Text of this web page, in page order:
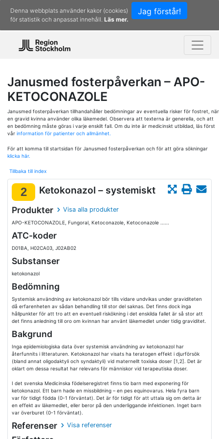
Jag förstår!
Denna webbplats använder kakor (cookies)
för statistik och anpassat innehåll. Läs mer.
Janusmed fosterpåverkan – APO-
KETOCONAZOLE
Janusmed fosterpåverkan tillhandahåller bedömningar av eventuella risker för fostret, när
en gravid kvinna använder olika läkemedel. Observera att texterna är generella, och att
en bedömning måste göras i varje enskilt fall. Om du inte är medicinskt utbildad, läs först
vår information för patienter och allmänhet.
För att komma till startsidan för Janusmed fosterpåverkan och för att göra sökningar
klicka här.
Tillbaka till index
2 Ketokonazol – systemiskt
Produkter Visa alla produkter
APO-KETOCONAZOLE, Fungoral, Ketoconazole, Ketoconazole ......
ATC-koder
D01BA, H02CA03, J02AB02
Substanser
ketokonazol
Bedömning
Systemisk användning av ketokonazol bör tills vidare undvikas under graviditeten
då erfarenheten av sådan behandling till stor del saknas. Det finns dock inga
hållpunkter för att tro att en eventuell riskökning i det enskilda fallet är så stor att
det finns anledning till oro om kvinnan har använt läkemedlet under tidig graviditet.
Bakgrund
Inga epidemiologiska data över systemisk användning av ketokonazol har
återfunnits i litteraturen. Ketokonazol har visats ha teratogen effekt i djurförsök
(bland annat oligodaktyli och syndaktyli) vid maternellt toxiska doser [1,2]. Det är
oklart om dessa resultat har relevans för människor vid terapeutiska doser.
I det svenska Medicinska födelseregistret finns tio barn med exponering för
ketokonazol. Ett barn hade en missbildning – en pes equinovarus. Hela fyra barn
var för tidigt födda (0-1 förväntat). Det är för tidigt för att uttala sig om detta är
en effekt av läkemedlet, eller beror på den underliggande infektionen. Inget barn
var överburet (0-1 förväntat).
Referenser Visa referenser